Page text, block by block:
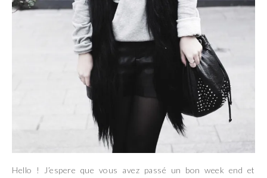
Hello ! J’espere que vous avez passé un bon week end et